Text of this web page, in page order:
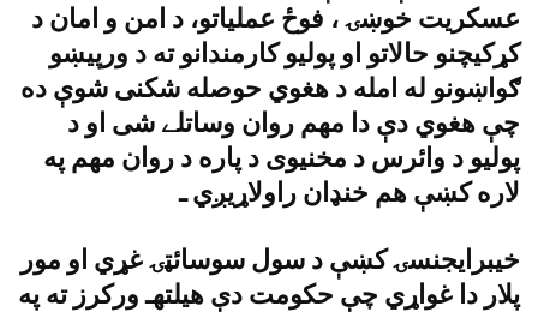
عسکريت خوښۍ ، فوځ عملياتو، د امن و امان د
کړکيچنو حالاتو او پوليو کارمندانو ته د ورپيښو
ګواښونو له امله د هغوي حوصله شکنى شوې ده
چې هغوي دې دا مهم روان وساتلے شى او د
پوليو د وائرس د مخنيوى د پاره د روان مهم په
لاره کښې هم خنډان راولاړيږي ـ
خيبرايجنسۍ کښې د سول سوسائټۍ غړي او مور
پلار دا غواړي چې حکومت دې هيلتهـ ورکرز ته په